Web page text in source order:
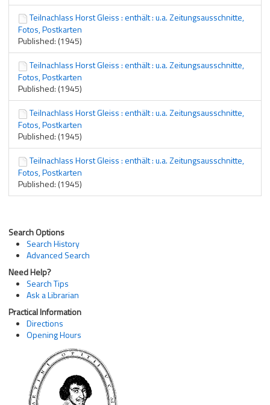
Teilnachlass Horst Gleiss : enthält : u.a. Zeitungsausschnitte,
Fotos, Postkarten
Published: (1945)
Teilnachlass Horst Gleiss : enthält : u.a. Zeitungsausschnitte,
Fotos, Postkarten
Published: (1945)
Teilnachlass Horst Gleiss : enthält : u.a. Zeitungsausschnitte,
Fotos, Postkarten
Published: (1945)
Teilnachlass Horst Gleiss : enthält : u.a. Zeitungsausschnitte,
Fotos, Postkarten
Published: (1945)
Search Options
Search History
Advanced Search
Need Help?
Search Tips
Ask a Librarian
Practical Information
Directions
Opening Hours